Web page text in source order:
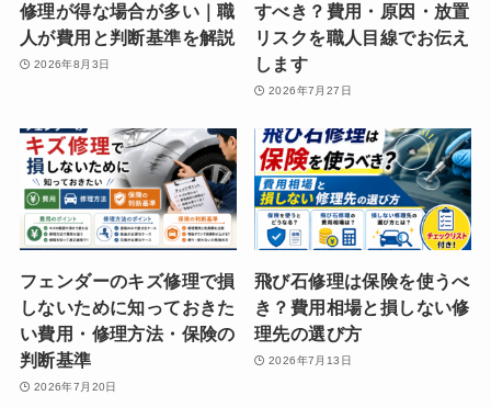
修理が得な場合が多い｜職
人が費用と判断基準を解説
2026年8月3日
すべき？費用・原因・放置
リスクを職人目線でお伝え
します
2026年7月27日
フェンダーのキズ修理で損
しないために知っておきた
い費用・修理方法・保険の
判断基準
2026年7月20日
飛び石修理は保険を使うべ
き？費用相場と損しない修
理先の選び方
2026年7月13日